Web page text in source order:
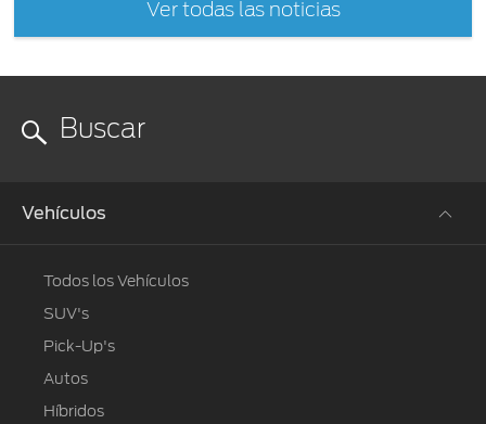
Ver todas las noticias
Vehículos
Todos los Vehículos
SUV's
Pick-Up's
Autos
Híbridos